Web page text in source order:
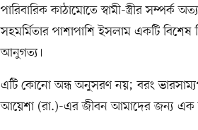
পারিবারিক কাঠামোতে স্বামী-স্ত্রীর সম্পর্ক
সহমর্মিতার পাশাপাশি ইসলাম একটি
আনুগত্য।
এটি কোনো অন্ধ অনুসরণ নয়; বরং
আয়েশা (রা.)-এর জীবন আমাদের জন্য এক